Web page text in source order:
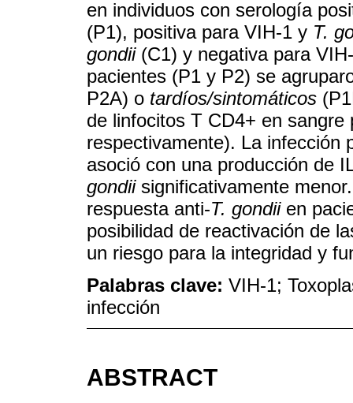
en individuos con serología
(P1), positiva para VIH-1 y T.
gondii(C1) y negativa para
pacientes (P1 y P2) se
P2A) o tardíos/sintomáticos
de linfocitos T CD4+ en
respectivamente). La infección
asoció con una producción de
gondiisignificativamente
respuesta anti-T. gondiien
posibilidad de reactivación de
un riesgo para la integridad y
Palabras clave: VIH-1;
infección
ABSTRACT